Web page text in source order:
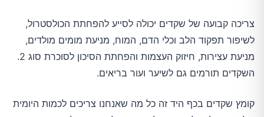
צריכה קבועה של שקדים יכולה לסייע להפחתת הכולסטרול,
לשיפור תפקוד הלב וכלי הדם, המוח, מניעת מומים מולדים,
מניעת עצירות, חיזוק העצמות והפחתת הסיכון לסוכרת סוג 2.
השקדים תורמים גם לשיער ועור בריאים.
קומץ שקדים בכף היד זה כל מה שאנחנו צריכים לכמות היומית